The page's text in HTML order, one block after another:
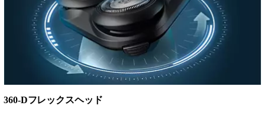
360-Dフレックスヘッド